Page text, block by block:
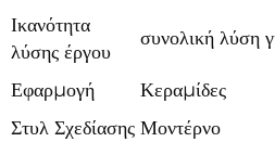
Ικανότητα
λύσης έργου
συνολική λύση
Εφαρμογή
Κεραμίδες
Στυλ Σχεδίασης Μοντέρνο